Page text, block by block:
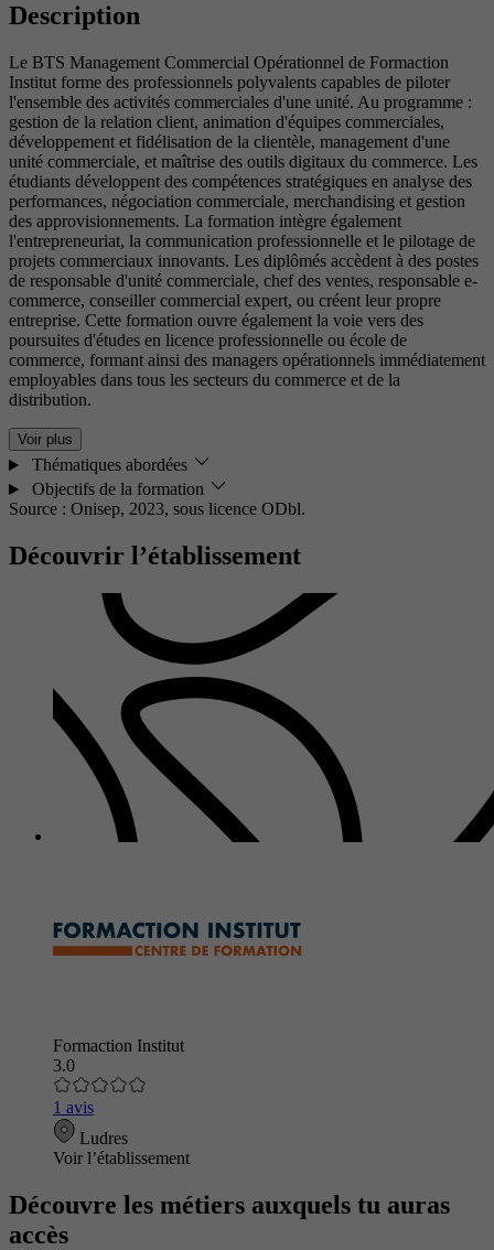
Description
Le BTS Management Commercial Opérationnel de Formaction
Institut forme des professionnels polyvalents capables de piloter
l'ensemble des activités commerciales d'une unité. Au programme :
gestion de la relation client, animation d'équipes commerciales,
développement et fidélisation de la clientèle, management d'une
unité commerciale, et maîtrise des outils digitaux du commerce. Les
étudiants développent des compétences stratégiques en analyse des
performances, négociation commerciale, merchandising et gestion
des approvisionnements. La formation intègre également
l'entrepreneuriat, la communication professionnelle et le pilotage de
projets commerciaux innovants. Les diplômés accèdent à des postes
de responsable d'unité commerciale, chef des ventes, responsable e-
commerce, conseiller commercial expert, ou créent leur propre
entreprise. Cette formation ouvre également la voie vers des
poursuites d'études en licence professionnelle ou école de
commerce, formant ainsi des managers opérationnels immédiatement
employables dans tous les secteurs du commerce et de la
distribution.
Voir plus
Thématiques abordées
Objectifs de la formation
Source : Onisep, 2023, sous licence ODbl.
Découvrir l’établissement
Formaction Institut
3.0
1 avis
Ludres
Voir l’établissement
Découvre les métiers auxquels tu auras
accès